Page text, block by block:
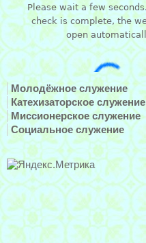
Молодёжное служение
Катехизаторское служение
Миссионерское служение
Социальное служение